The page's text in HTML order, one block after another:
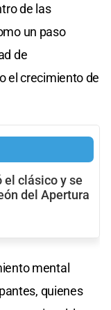
de las
un paso
de
el crecimiento de
el clásico y se
del Apertura
mental
quienes